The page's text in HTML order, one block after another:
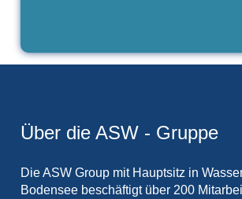
Über die ASW - Gruppe
Die ASW Group mit Hauptsitz in
Bodensee beschäftigt über 200